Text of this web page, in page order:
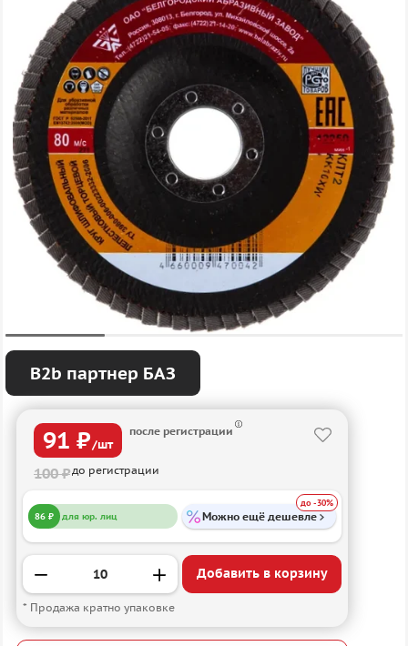
B2b партнер БАЗ
91 ₽/шт
после регистрации
100 ₽до регистрации
86 ₽ для юр. лиц Можно ещё дешевле
до -30%
Добавить в корзину
* Продажа кратно упаковке